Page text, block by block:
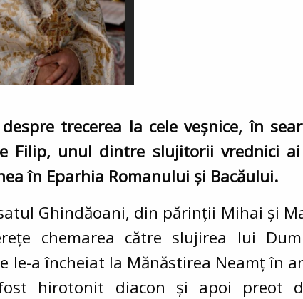
trecerea la cele veșnice, în
Filip, unul dintre slujitorii vrednici
în Eparhia Romanului și Bacăului.
Ghindăoani, din părinții Mihai și
chemarea către slujirea lui
le-a încheiat la Mănăstirea Neamț în
hirotonit diacon și apoi preot